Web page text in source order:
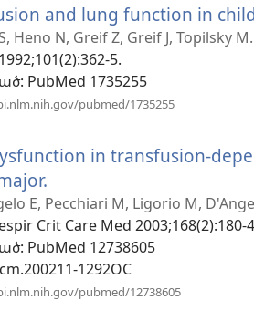
and lung function in
Heno N, Greif Z, Greif J, Topilsky M.
5.
‎: PubMed 1735255
pubmed/1735255
պատուհան)
in transfusion-
է
նոր
պատուհան)
E, Pecchiari M, Ligorio M,
Crit Care Med 2003;168(2):180-
‎: PubMed 12738605
1292OC
pubmed/12738605